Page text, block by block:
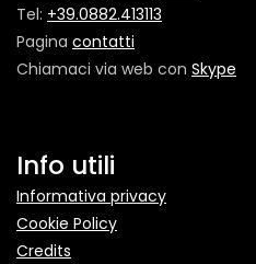
Tel: +39.0882.413113
Pagina contatti
Chiamaci via web con Skype
Info utili
Informativa privacy
Cookie Policy
Credits